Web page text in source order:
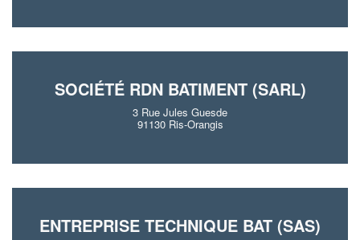
SOCIÉTÉ RDN BATIMENT (SARL)
3 Rue Jules Guesde
91130 Ris-Orangis
ENTREPRISE TECHNIQUE BAT (SAS)